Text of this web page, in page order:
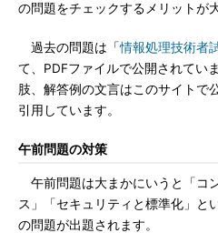
の問題をチェックするメリットが
過去の問題は「情報処理技術者
て、PDFファイルで公開されてい
肢、解答例の文言はこのサイトで
引用しています。
午前問題の対策
午前問題は大まかにいうと「コ
ス」「セキュリティと標準化」と
の問題が出題されます。